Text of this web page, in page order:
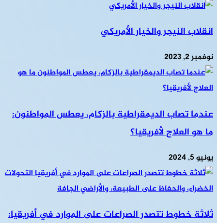
انقلاب النيجر والخيار الأمريكي
نوفمبر 2, 2023
عندما تصاب الديمقراطية بالزكام، يعطس المواطنون:
ما هو العلاج لأفريقيا؟
يونيو 5, 2024
ثلاثة خطوط تتصدر الصراعات على الموارد في أفريقيا: